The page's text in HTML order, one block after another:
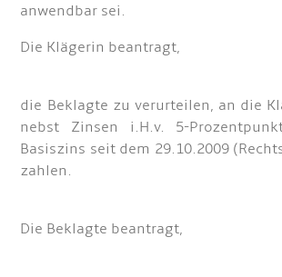
anwendbar sei.
Die Klägerin beantragt,
die Beklagte zu verurteilen, an die
nebst Zinsen i.H.v. 5-
Basiszins seit dem 29.10.2009
zahlen.
Die Beklagte beantragt,